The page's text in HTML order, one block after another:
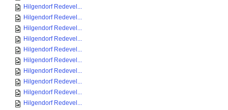
Hilgendorf Redevel...
Hilgendorf Redevel...
Hilgendorf Redevel...
Hilgendorf Redevel...
Hilgendorf Redevel...
Hilgendorf Redevel...
Hilgendorf Redevel...
Hilgendorf Redevel...
Hilgendorf Redevel...
Hilgendorf Redevel...